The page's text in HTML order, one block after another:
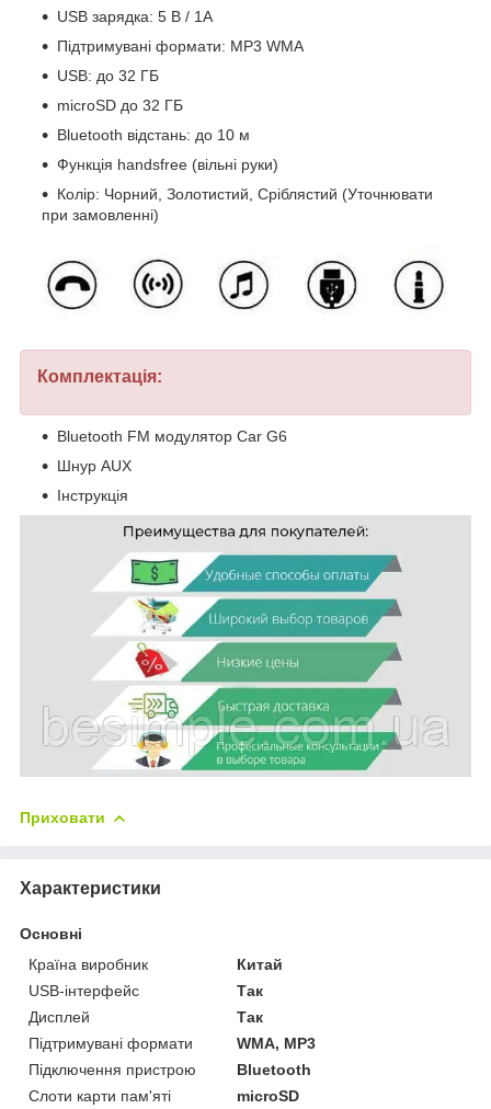
USB зарядка: 5 В / 1A
Підтримувані формати: MP3 WMA
USB: до 32 ГБ
microSD до 32 ГБ
Bluetooth відстань: до 10 м
Функція handsfree (вільні руки)
Колір: Чорний, Золотистий, Сріблястий (Уточнювати
при замовленні)
Комплектація:
Bluetooth FM модулятор Car G6
Шнур AUX
Інструкція
Приховати
Характеристики
Основні
Країна виробник
Китай
USB-інтерфейс
Так
Дисплей
Так
Підтримувані формати
WMA, MP3
Підключення пристрою
Bluetooth
Слоти карти пам'яті
microSD